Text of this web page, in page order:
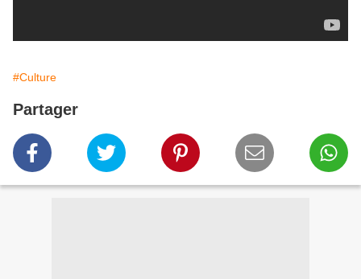
#Culture
Partager